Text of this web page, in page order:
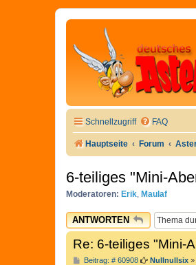
Schnellzugriff FAQ
Hauptseite Forum
6-teiliges "Mini-
Moderatoren: Erik, Maulaf
ANTWORTEN
Re: 6-teiliges "Mini-
Beitrag: # 60908B
Nullnullsix»